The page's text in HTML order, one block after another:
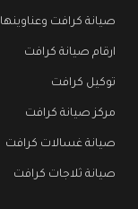
صيانة كرافت وعناوينها
ارقام صيانة كرافت
توكيل كرافت
مركز صيانة كرافت
صيانة غسالات كرافت
صيانة ثلاجات كرافت